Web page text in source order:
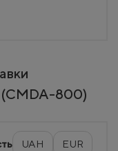
800)
UAH EUR